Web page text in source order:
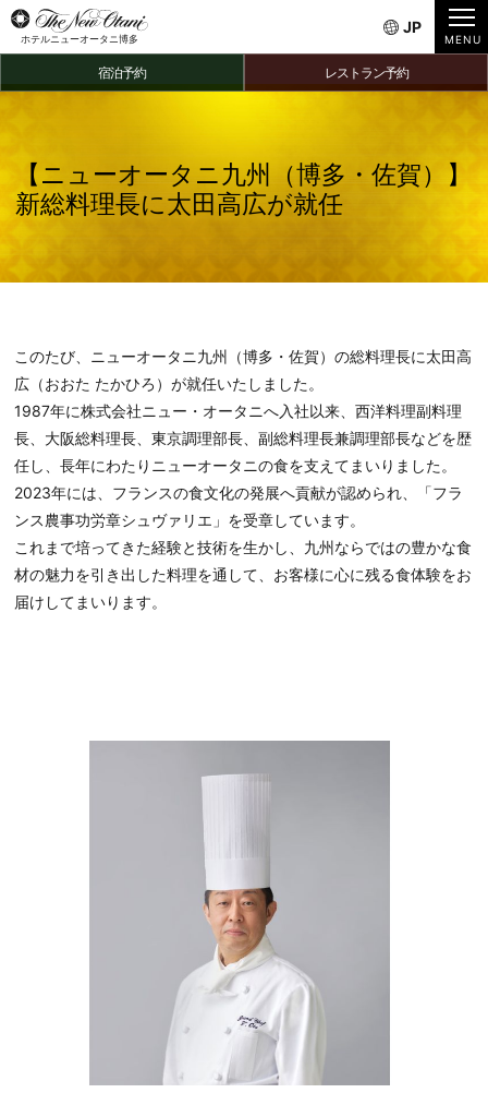
ホテルニューオータニ博多
JP
宿泊予約 レストラン予約
【ニューオータニ九州（博多・佐賀）】
新総料理長に太田高広が就任
このたび、ニューオータニ九州（博多・佐賀）の総料理長に太田高
広（おおた たかひろ）が就任いたしました。
1987年に株式会社ニュー・オータニへ入社以来、西洋料理副料理
長、大阪総料理長、東京調理部長、副総料理長兼調理部長などを歴
任し、長年にわたりニューオータニの食を支えてまいりました。
2023年には、フランスの食文化の発展へ貢献が認められ、「フラ
ンス農事功労章シュヴァリエ」を受章しています。
これまで培ってきた経験と技術を生かし、九州ならではの豊かな食
材の魅力を引き出した料理を通して、お客様に心に残る食体験をお
届けしてまいります。